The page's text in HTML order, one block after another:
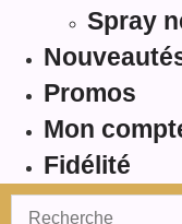
Spray
Promos
Mon
Fidélité